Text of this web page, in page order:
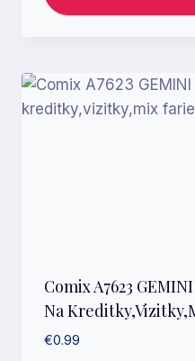
Comix A7623
Na
€0.99